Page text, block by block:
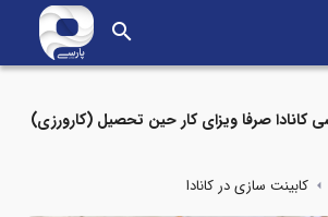
search
صرفا ویزای کار حین تحصیل (کارورزی)
کابینت سازی در کانادا